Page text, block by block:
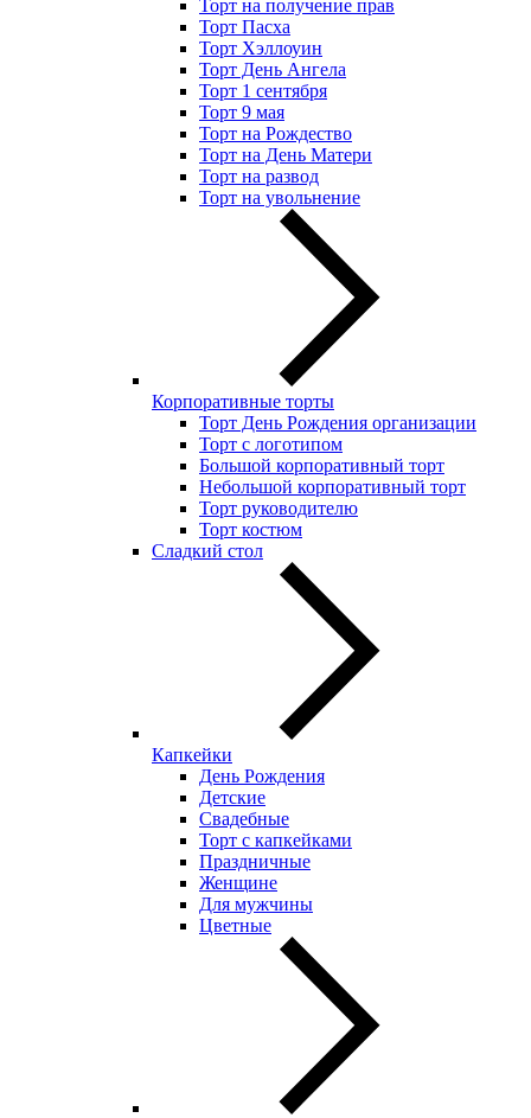
Торт на получение прав
Торт Пасха
Торт Хэллоуин
Торт День Ангела
Торт 1 сентября
Торт 9 мая
Торт на Рождество
Торт на День Матери
Торт на развод
Торт на увольнение
Корпоративные торты
Торт День Рождения организации
Торт с логотипом
Большой корпоративный торт
Небольшой корпоративный торт
Торт руководителю
Торт костюм
Сладкий стол
Капкейки
День Рождения
Детские
Свадебные
Торт с капкейками
Праздничные
Женщине
Для мужчины
Цветные